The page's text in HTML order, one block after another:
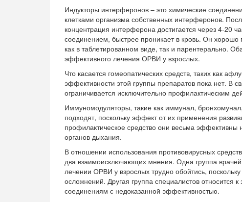
Индукторы интерферонов – это химические
клетками организма собственных интерферонов.
концентрация интерферона достигается через 4-20
соединением, быстрее проникает в кровь. Он
как в таблетированном виде, так и парентерально.
эффективного лечения ОРВИ у взрослых.
Что касается гомеопатических средств, таких как
эффективности этой группы препаратов пока нет. В
ограничивается исключительно профилактическим
Иммуномодуляторы, такие как иммунал,
подходят, поскольку эффект от их применения
профилактическое средство они весьма
органов дыхания.
В отношении использования противовирусных
два взаимоисключающих мнения. Одна группа врачей
лечении ОРВИ у взрослых трудно обойтись,
осложнений. Другая группа специалистов относится
соединениям с недоказанной эффективностью.